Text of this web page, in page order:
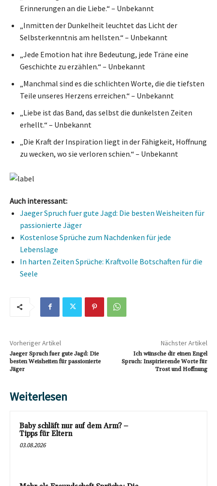
Erinnerungen an die Liebe.“ – Unbekannt
„Inmitten der Dunkelheit leuchtet das Licht der
Selbsterkenntnis am hellsten.“ – Unbekannt
„Jede Emotion hat ihre Bedeutung, jede Träne eine
Geschichte zu erzählen.“ – Unbekannt
„Manchmal sind es die schlichten Worte, die die tiefsten
Teile unseres Herzens erreichen.“ – Unbekannt
„Liebe ist das Band, das selbst die dunkelsten Zeiten
erhellt.“ – Unbekannt
„Die Kraft der Inspiration liegt in der Fähigkeit, Hoffnung
zu wecken, wo sie verloren schien.“ – Unbekannt
Auch interessant:
Jaeger Spruch fuer gute Jagd: Die besten Weisheiten für
passionierte Jäger
Kostenlose Sprüche zum Nachdenken für jede
Lebenslage
In harten Zeiten Sprüche: Kraftvolle Botschaften für die
Seele
Vorheriger Artikel
Jaeger Spruch fuer gute Jagd: Die
besten Weisheiten für passionierte
Jäger
Nächster Artikel
Ich wünsche dir einen Engel
Spruch: Inspirierende Worte für
Trost und Hoffnung
Weiterlesen
Baby schläft nur auf dem Arm? –
Tipps für Eltern
03.08.2026